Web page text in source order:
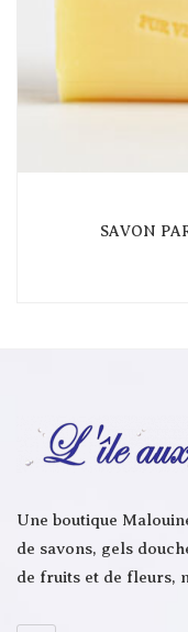
SAVON
Une boutique
de savons, gels
de fruits et de fleurs,